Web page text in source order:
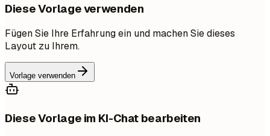
Diese Vorlage verwenden
Fügen Sie Ihre Erfahrung ein und machen Sie dieses
Layout zu Ihrem.
Vorlage verwenden
Diese Vorlage im KI-Chat bearbeiten